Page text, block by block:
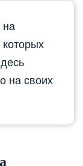
на
которых
на своих